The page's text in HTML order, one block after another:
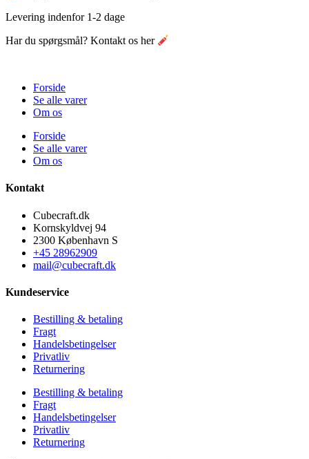
Levering indenfor 1-2 dage
Har du spørgsmål? Kontakt os her
Forside
Se alle varer
Om os
Forside
Se alle varer
Om os
Kontakt
Cubecraft.dk
Kornskyldvej 94
2300 København S
+45 28962909
mail@cubecraft.dk
Kundeservice
Bestilling & betaling
Fragt
Handelsbetingelser
Privatliv
Returnering
Bestilling & betaling
Fragt
Handelsbetingelser
Privatliv
Returnering